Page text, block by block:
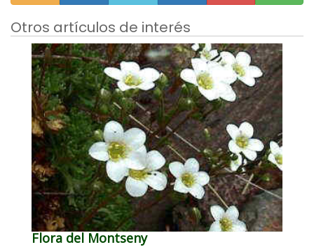
Otros artículos de interés
Flora del Montseny